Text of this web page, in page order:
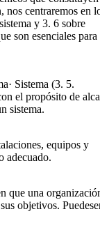
nos centraremos en
y 3. 6 sobre
son esenciales para
Sistema (3. 5.
el propósito de
sistema.
equipos y
adecuado.
que una
objetivos.